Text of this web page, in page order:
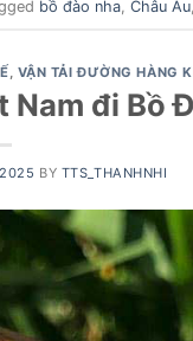
bồ đào nha Châu Âu
VẬN TẢI ĐƯỜNG HÀNG
Nam đi Bồ
BY TTS_THANHNHI